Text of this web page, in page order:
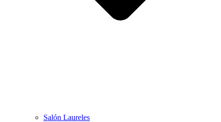
Salón Laureles